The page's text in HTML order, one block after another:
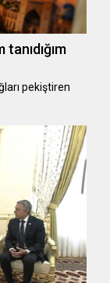
pekiştiren